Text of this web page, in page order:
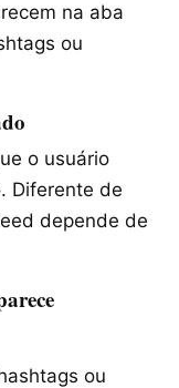
na aba
ou
o usuário
Diferente de
depende de
ou